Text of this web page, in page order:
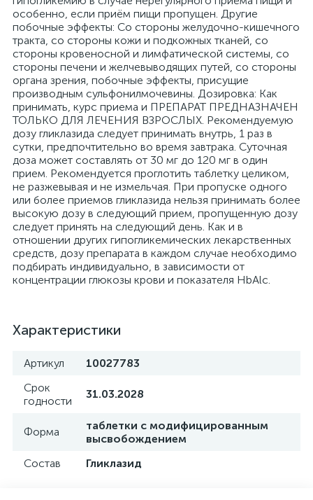
особенно, если приём пищи пропущен. Другие
побочные эффекты: Со стороны желудочно-кишечного
тракта, со стороны кожи и подкожных тканей, со
стороны кровеносной и лимфатической системы, со
стороны печени и желчевыводящих путей, со стороны
органа зрения, побочные эффекты, присущие
производным сульфонилмочевины. Дозировка: Как
принимать, курс приема и ПРЕПАРАТ ПРЕДНАЗНАЧЕН
ТОЛЬКО ДЛЯ ЛЕЧЕНИЯ ВЗРОСЛЫХ. Рекомендуемую
дозу гликлазида следует принимать внутрь, 1 раз в
сутки, предпочтительно во время завтрака. Суточная
доза может составлять от 30 мг до 120 мг в один
прием. Рекомендуется проглотить таблетку целиком,
не разжевывая и не измельчая. При пропуске одного
или более приемов гликлазида нельзя принимать более
высокую дозу в следующий прием, пропущенную дозу
следует принять на следующий день. Как и в
отношении других гипогликемических лекарственных
средств, дозу препарата в каждом случае необходимо
подбирать индивидуально, в зависимости от
концентрации глюкозы крови и показателя HbAlc.
Характеристики
Артикул
10027783
Срок
годности
31.03.2028
Форма
таблетки с модифицированным
высвобождением
Состав
Гликлазид